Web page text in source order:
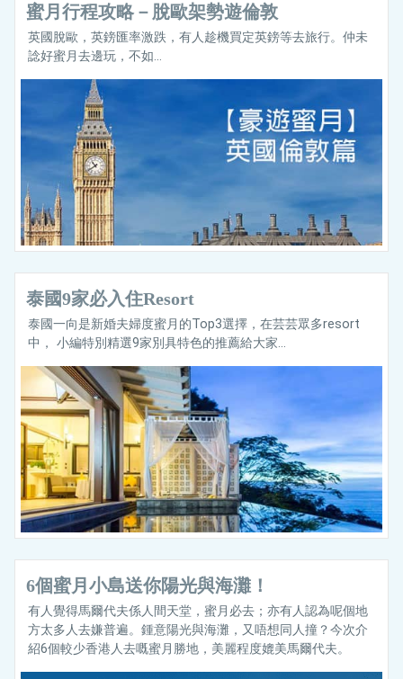
蜜月行程攻略－脫歐架勢遊倫敦
英國脫歐，英鎊匯率激跌，有人趁機買定英鎊等去旅行。仲未
諗好蜜月去邊玩，不如...
泰國9家必入住Resort
泰國一向是新婚夫婦度蜜月的Top3選擇，在芸芸眾多resort
中， 小編特別精選9家別具特色的推薦給大家...
6個蜜月小島送你陽光與海灘！
有人覺得馬爾代夫係人間天堂，蜜月必去；亦有人認為呢個地
方太多人去嫌普遍。鍾意陽光與海灘，又唔想同人撞？今次介
紹6個較少香港人去嘅蜜月勝地，美麗程度媲美馬爾代夫。